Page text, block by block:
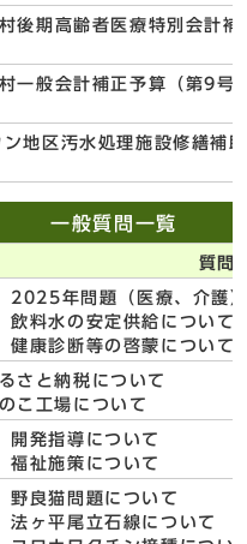
後期高齢者医療特別会計
一般会計補正予算（第9号
地区汚水処理施設修繕補
一般質問一覧
質問
2025年問題（医療、介護
飲料水の安定供給について
健康診断等の啓蒙について
さと納税について
こ工場について
開発指導について
福祉施策について
野良猫問題について
法ヶ平尾立石線について